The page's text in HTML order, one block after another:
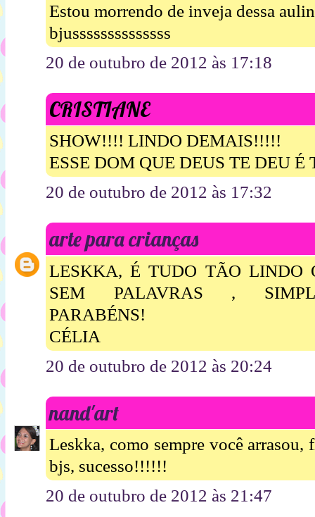
Estou morrendo de inveja dessa
bjussssssssssssss
20 de outubro de 2012 às 17:18
CRISTIANE
SHOW!!!! LINDO DEMAIS!!!!!
ESSE DOM QUE DEUS TE DEU
20 de outubro de 2012 às 17:32
arte para crianças
LESKKA, É TUDO TÃO LINDO
SEM PALAVRAS ,
PARABÉNS!
CÉLIA
20 de outubro de 2012 às 20:24
nand'art
Leskka, como sempre você arrasou,
bjs, sucesso!!!!!!
20 de outubro de 2012 às 21:47